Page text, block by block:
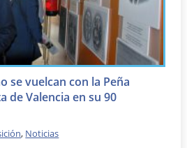
se vuelcan con la Peña
de Valencia en su 90
, Noticias